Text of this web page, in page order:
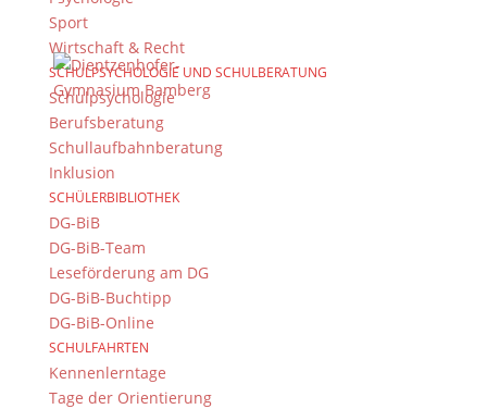
Sport
Wirtschaft & Recht
SCHULPSYCHOLOGIE UND SCHULBERATUNG
Schulpsychologie
Berufsberatung
Schullaufbahnberatung
Inklusion
SCHÜLERBIBLIOTHEK
DG-BiB
DG-BiB-Team
Leseförderung am DG
DG-BiB-Buchtipp
DG-BiB-Online
SCHULFAHRTEN
Kennenlerntage
Tage der Orientierung
Kalender